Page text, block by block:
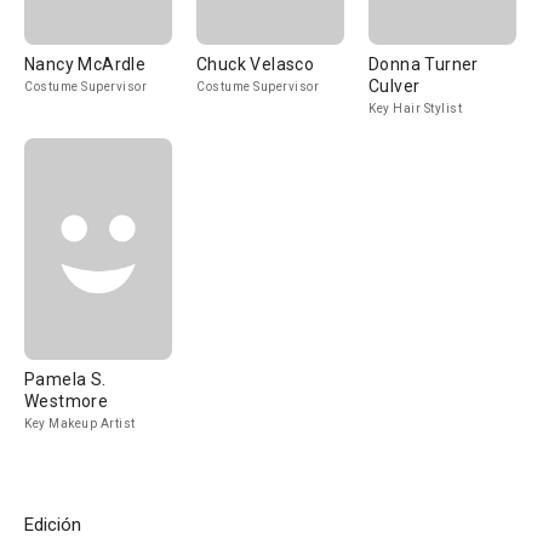
Nancy McArdle
Costume Supervisor
Chuck Velasco
Costume Supervisor
Donna Turner
Culver
Key Hair Stylist
Pamela S.
Westmore
Key Makeup Artist
Edición